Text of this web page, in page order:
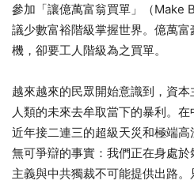
參加「讓億萬富翁買單」（Make
議少數富裕階級掌握世界。億萬
機，卻要工人階級為之買單。
越來越來的民眾開始意識到，資
人類的未來去牟取當下的暴利。
近年接二連三的超級天災和極端
無可爭辯的事實：我們正在身處
主義與中共獨裁不可能提供出路